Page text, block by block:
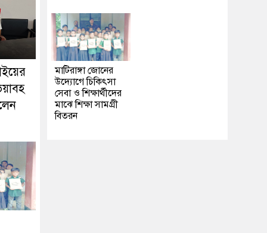
মাটিরাঙ্গা জোনের
উদ্যোগে চিকিৎসা
সেবা ও শিক্ষার্থীদের
মাঝে শিক্ষা সামগ্রী
বিতরন